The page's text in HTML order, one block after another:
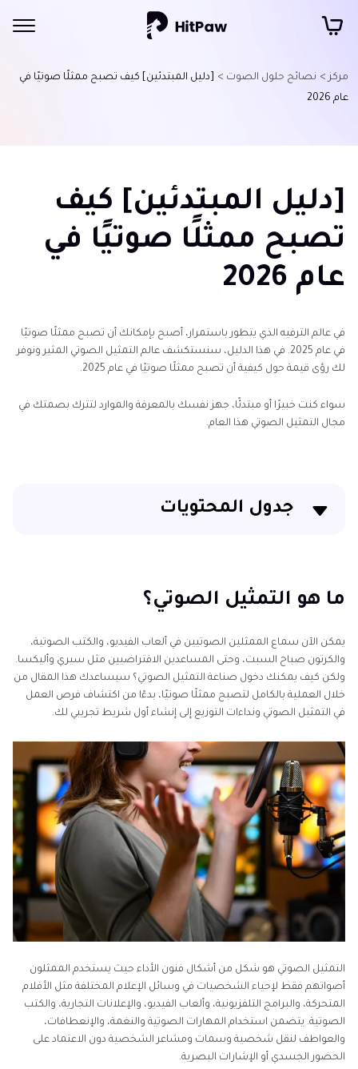
مركز > نصائح حلول الصوت > [دليل المبتدئين] كيف تصبح ممثلًا صوتيًا في
عام 2026
[دليل المبتدئين] كيف
تصبح ممثلًا صوتيًا في
عام 2026
في عالم الترفيه الذي يتطور باستمرار، أصبح بإمكانك أن تصبح ممثلًا صوتيًا
في عام 2025. في هذا الدليل، سنستكشف عالم التمثيل الصوتي المثير ونوفر
لك رؤى قيمة حول كيفية أن تصبح ممثلًا صوتيًا في عام 2025.
سواء كنت خبيرًا أو مبتدئًا، جهز نفسك بالمعرفة والموارد لتترك بصمتك في
مجال التمثيل الصوتي هذا العام.
جدول المحتويات
[6 طرق] كيف تصبح ممثلًا صوتيًا
[ابدأ الآن] كيفية الحصول على وظائف في التمثيل الصوتي
[نصيحة إضافية] تخيل كيف ستكون كممثل صوتي
ما هو التمثيل الصوتي؟
يمكن الآن سماع الممثلين الصوتيين في ألعاب الفيديو، والكتب الصوتية،
والكرتون صباح السبت، وحتى المساعدين الافتراضيين مثل سيري وأليكسا.
ولكن كيف يمكنك دخول صناعة التمثيل الصوتي؟ سيساعدك هذا المقال من
خلال العملية بالكامل لتصبح ممثلًا صوتيًا، بدءًا من اكتشاف فرص العمل
في التمثيل الصوتي ونداءات التوزيع إلى إنشاء أول شريط تجريبي لك.
التمثيل الصوتي هو شكل من أشكال فنون الأداء حيث يستخدم الممثلون
أصواتهم فقط لإحياء الشخصيات في وسائل الإعلام المختلفة مثل الأفلام
المتحركة، والبرامج التلفزيونية، وألعاب الفيديو، والإعلانات التجارية، والكتب
الصوتية. يتضمن استخدام المهارات الصوتية والنغمة، والإنعطافات،
والعواطف لنقل شخصية وسمات ومشاعر الشخصية دون الاعتماد على
الحضور الجسدي أو الإشارات البصرية.